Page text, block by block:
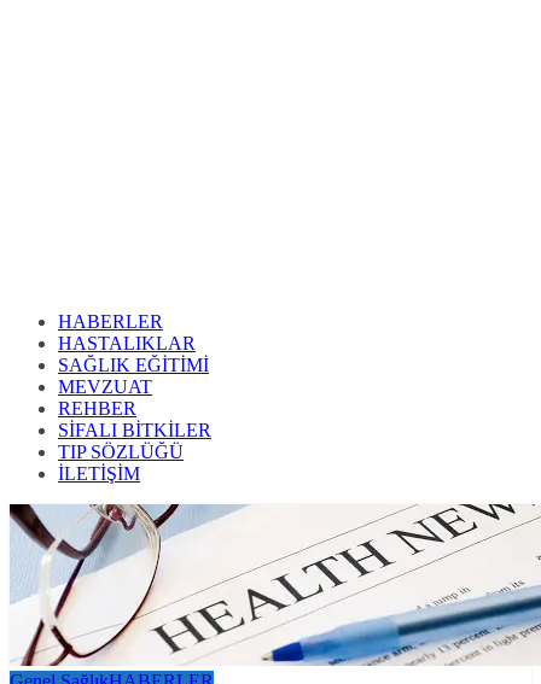
HABERLER
HASTALIKLAR
SAĞLIK EĞİTİMİ
MEVZUAT
REHBER
SİFALI BİTKİLER
TIP SÖZLÜĞÜ
İLETİŞİM